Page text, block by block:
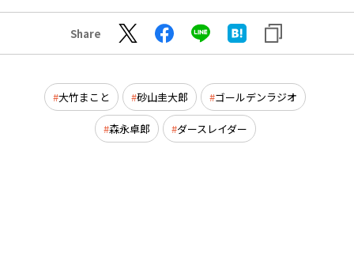
Share
大竹まこと 砂山圭大郎 ゴールデンラジオ
森永卓郎 ダースレイダー